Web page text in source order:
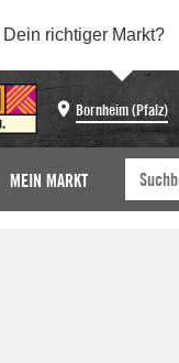
Dein richtiger Markt?
Bornheim (Pfalz)
MEIN MARKT